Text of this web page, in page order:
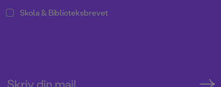
Skola & Biblioteksbrevet